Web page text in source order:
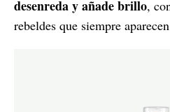
desenreda y añade brillo,
rebeldes que siempre